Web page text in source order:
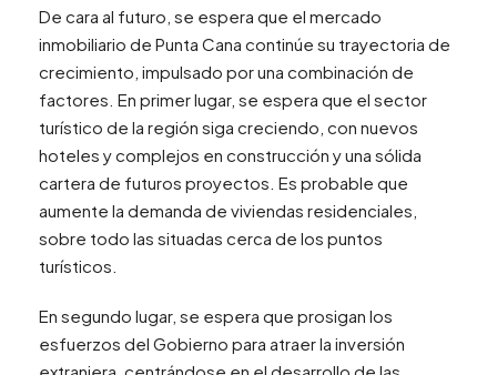
De cara al futuro, se espera que el mercado
inmobiliario de Punta Cana continúe su trayectoria de
crecimiento, impulsado por una combinación de
factores. En primer lugar, se espera que el sector
turístico de la región siga creciendo, con nuevos
hoteles y complejos en construcción y una sólida
cartera de futuros proyectos. Es probable que
aumente la demanda de viviendas residenciales,
sobre todo las situadas cerca de los puntos
turísticos.
En segundo lugar, se espera que prosigan los
esfuerzos del Gobierno para atraer la inversión